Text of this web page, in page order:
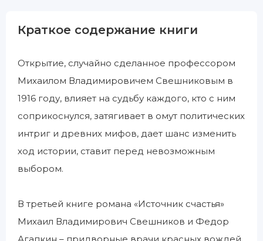
Краткое содержание книги
Открытие, случайно сделанное профессором
Михаилом Владимировичем Свешниковым в
1916 году, влияет на судьбу каждого, кто с ним
соприкоснулся, затягивает в омут политических
интриг и древних мифов, дает шанс изменить
ход истории, ставит перед невозможным
выбором.
В третьей книге романа «Источник счастья»
Михаил Владимирович Свешников и Федор